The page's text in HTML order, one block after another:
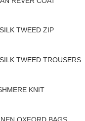
TWEED ZIP
TWEED TROUSERS
KNIT